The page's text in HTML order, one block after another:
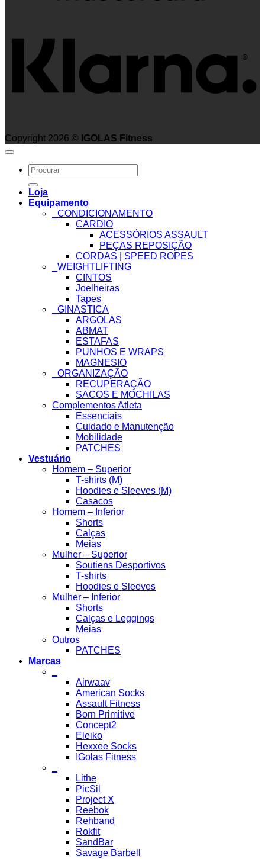
Copyright 2026 © IGOLAS Fitness
Search
for:
Loja
Equipamento
_CONDICIONAMENTO
CARDIO
ACESSÓRIOS ASSAULT
PEÇAS REPOSIÇÃO
CORDAS | SPEED ROPES
_WEIGHTLIFTING
CINTOS
Joelheiras
Tapes
_GINASTICA
ARGOLAS
ABMAT
ESTAFAS
PUNHOS E WRAPS
MAGNESIO
_ORGANIZAÇÃO
RECUPERAÇÃO
SACOS E MOCHILAS
Complementos Atleta
Essenciais
Cuidado e Manutenção
Mobilidade
PATCHES
Vestuário
Homem – Superior
T-shirts (M)
Hoodies e Sleeves (M)
Casacos
Homem – Inferior
Shorts
Calças
Meias
Mulher – Superior
Soutiens Desportivos
T-shirts
Hoodies e Sleeves
Mulher – Inferior
Shorts
Calças e Leggings
Meias
Outros
PATCHES
Marcas
Airwaav
American Socks
Assault Fitness
Born Primitive
Concept2
Eleiko
Hexxee Socks
IGolas Fitness
Lithe
PicSil
Project X
Reebok
Rehband
Rokfit
SandBar
Savage Barbell